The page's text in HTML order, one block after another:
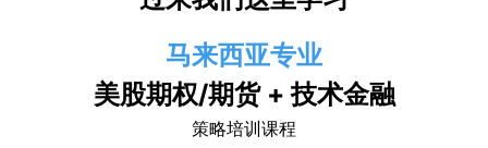
马来西亚专业
美股期权/期货 + 技术金融
策略培训课程